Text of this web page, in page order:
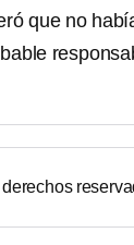
que no
derechos